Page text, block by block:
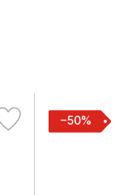
−50%